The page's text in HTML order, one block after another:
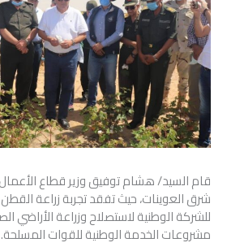
قام السيد/ هشام توفيق وزير قطاع
شرق العوينات، حيث تفقد تجربة زراعة القطن
للشركة الوطنية لاستصلاح وزراعة الأراضي
مشروعات الخدمة الوطنية للقوات المسلحة.